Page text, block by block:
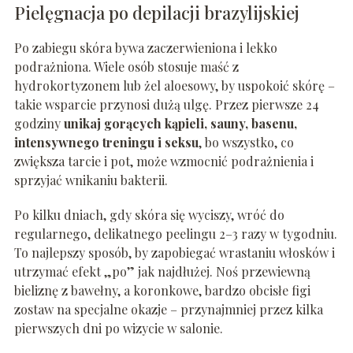
Pielęgnacja po depilacji brazylijskiej
Po zabiegu skóra bywa zaczerwieniona i lekko
podrażniona. Wiele osób stosuje maść z
hydrokortyzonem lub żel aloesowy, by uspokoić skórę –
takie wsparcie przynosi dużą ulgę. Przez pierwsze 24
godzinyunikaj gorących kąpieli, sauny, basenu,
intensywnego treningu i seksu, bo wszystko, co
zwiększa tarcie i pot, może wzmocnić podrażnienia i
sprzyjać wnikaniu bakterii.
Po kilku dniach, gdy skóra się wyciszy, wróć do
regularnego, delikatnego peelingu 2–3 razy w tygodniu.
To najlepszy sposób, by zapobiegać wrastaniu włosków i
utrzymać efekt „po” jak najdłużej. Noś przewiewną
bieliznę z bawełny, a koronkowe, bardzo obcisłe figi
zostaw na specjalne okazje – przynajmniej przez kilka
pierwszych dni po wizycie w salonie.